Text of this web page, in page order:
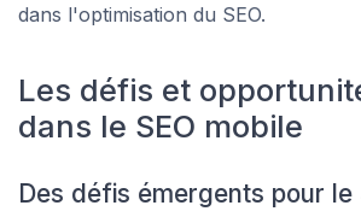
dans l'optimisation du SEO.
Les défis et
dans le SEO mobile
Des défis émergents pour le